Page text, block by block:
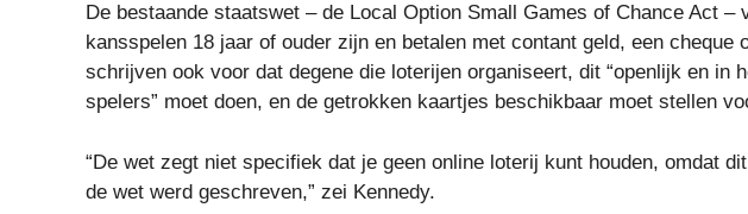
De bestaande staatswet – de Local Option Small Games of Chance Act
kansspelen 18 jaar of ouder zijn en betalen met contant geld, een cheque
schrijven ook voor dat degene die loterijen organiseert, dit “openlijk en in
spelers” moet doen, en de getrokken kaartjes beschikbaar moet stellen
“De wet zegt niet specifiek dat je geen online loterij kunt houden, omdat
de wet werd geschreven,” zei Kennedy.